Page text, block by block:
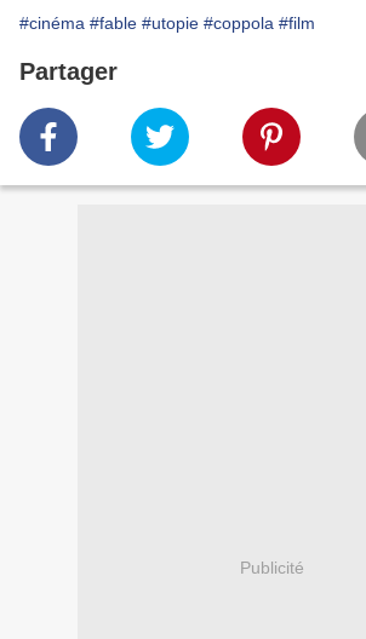
#cinéma #fable #utopie #coppola #film
Partager
Publicité